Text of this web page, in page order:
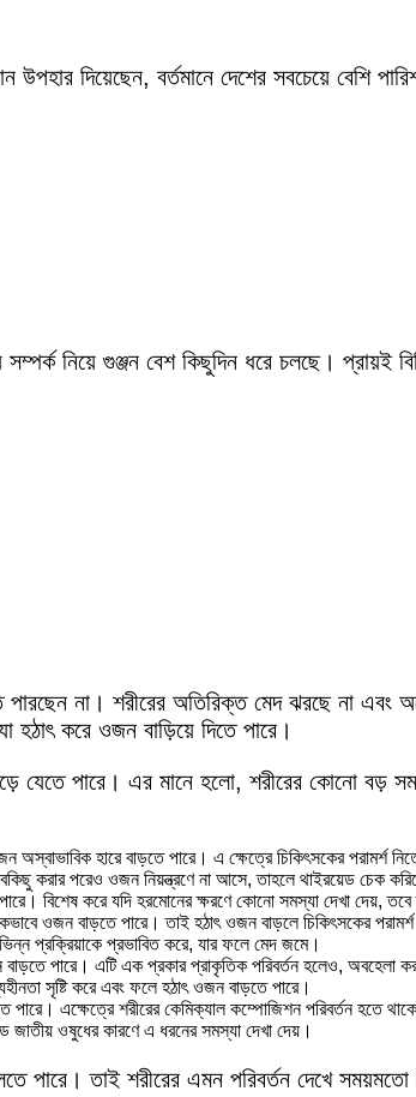
উপহার দিয়েছেন, বর্তমানে দেশের সবচেয়ে বেশি
নিয়ে গুঞ্জন বেশ কিছুদিন ধরে চলছে। প্রায়ই
না। শরীরের অতিরিক্ত মেদ ঝরছে না এবং
করে ওজন বাড়িয়ে দিতে পারে।
যেতে পারে। এর মানে হলো, শরীরের কোনো
হারে বাড়তে পারে। এ ক্ষেত্রে চিকিৎসকের পরামর্শ
করার পরেও ওজন নিয়ন্ত্রণে না আসে, তাহলে থাইরয়েড চেক
বিশেষ করে যদি হরমোনের ক্ষরণে কোনো সমস্যা দেখা দেয়,
ওজন বাড়তে পারে। তাই হঠাৎ ওজন বাড়লে চিকিৎসকের
প্রক্রিয়াকে প্রভাবিত করে, যার ফলে মেদ জমে।
পারে। এটি এক প্রকার প্রাকৃতিক পরিবর্তন হলেও, অবহেলা
সৃষ্টি করে এবং ফলে হঠাৎ ওজন বাড়তে পারে।
এক্ষেত্রে শরীরের কেমিক্যাল কম্পোজিশন পরিবর্তন হতে
জাতীয় ওষুধের কারণে এ ধরনের সমস্যা দেখা দেয়।
তাই শরীরের এমন পরিবর্তন দেখে সময়মতো